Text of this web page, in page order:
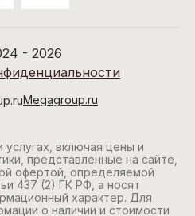
- 2026
Megagroup.ru
включая цены и
представленные на сайте,
офертой, определяемой
437 (2) ГК РФ, а носят
характер. Для
о наличии и стоимости